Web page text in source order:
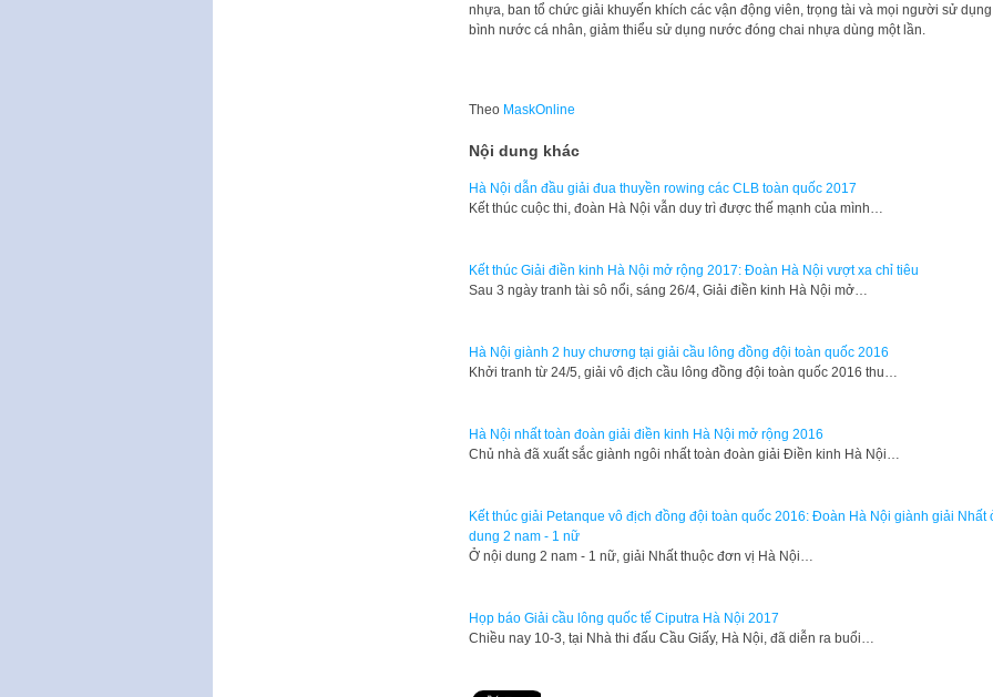
nhựa, ban tổ chức giải khuyến khích các vận động viên, trọng tài và mọi người sử dụng
bình nước cá nhân, giảm thiểu sử dụng nước đóng chai nhựa dùng một lần.
Theo MaskOnline
Nội dung khác
Hà Nội dẫn đầu giải đua thuyền rowing các CLB toàn quốc 2017
Kết thúc cuộc thi, đoàn Hà Nội vẫn duy trì được thế mạnh của mình…
Kết thúc Giải điền kinh Hà Nội mở rộng 2017: Đoàn Hà Nội vượt xa chỉ tiêu
Sau 3 ngày tranh tài sô nổi, sáng 26/4, Giải điền kinh Hà Nội mở…
Hà Nội giành 2 huy chương tại giải cầu lông đồng đội toàn quốc 2016
Khởi tranh từ 24/5, giải vô địch cầu lông đồng đội toàn quốc 2016 thu…
Hà Nội nhất toàn đoàn giải điền kinh Hà Nội mở rộng 2016
Chủ nhà đã xuất sắc giành ngôi nhất toàn đoàn giải Điền kinh Hà Nội…
Kết thúc giải Petanque vô địch đồng đội toàn quốc 2016: Đoàn Hà Nội giành giải Nhất
dung 2 nam - 1 nữ
Ở nội dung 2 nam - 1 nữ, giải Nhất thuộc đơn vị Hà Nội…
Họp báo Giải cầu lông quốc tế Ciputra Hà Nội 2017
Chiều nay 10-3, tại Nhà thi đấu Cầu Giấy, Hà Nội, đã diễn ra buổi…